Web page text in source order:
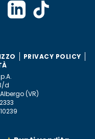
PRIVACY POLICY
d
(VR)